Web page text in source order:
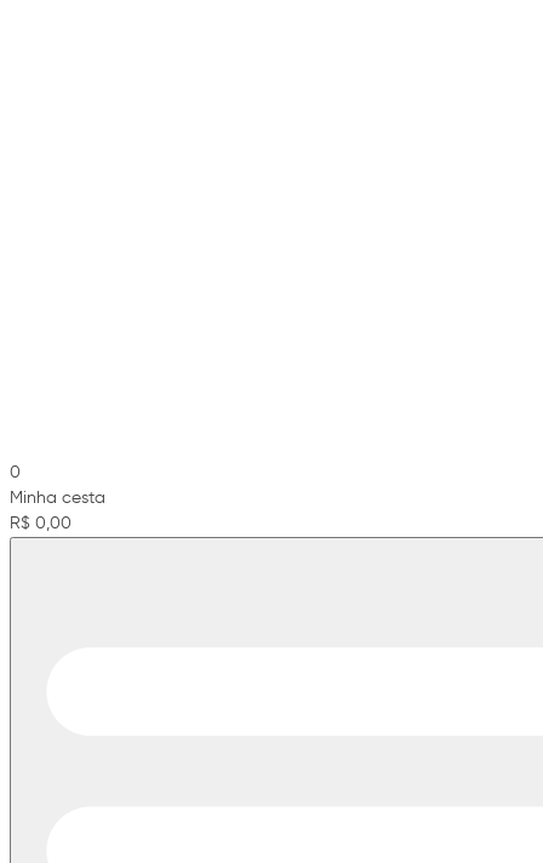
0
Minha cesta
R$ 0,00